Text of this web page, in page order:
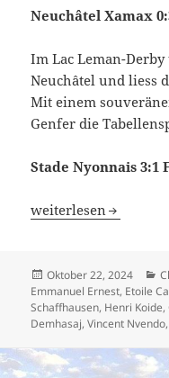
Neuchâtel Xamax
Im Lac Leman-
Neuchâtel und liess
Mit einem
Genfer die
Stade Nyonnais 3:1
Etoile Carouge
weiterlesen
Veröffentlicht
am
Oktober 22, 2024
Emmanuel Ernest, Etoile
Schaffhausen, Henri Koide,
Demhasaj,Vincent Nvendo